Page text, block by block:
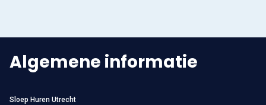
Algemene informatie
Sloep Huren Utrecht